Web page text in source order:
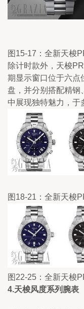
图15-17：全新天梭
除计时款外，天梭
期显示窗口位于六点
盘，并分别搭配精钢
中展现独特魅力，于
图18-21：全新天梭
图22-25：全新天梭
4.天梭风度系列腕表